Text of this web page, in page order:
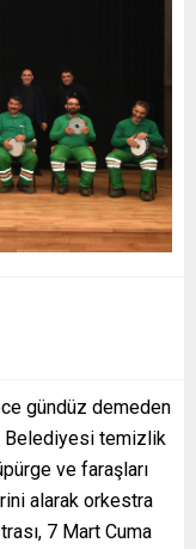
gündüz demeden
Belediyesi temizlik
ve faraşları
alarak orkestra
7 Mart Cuma